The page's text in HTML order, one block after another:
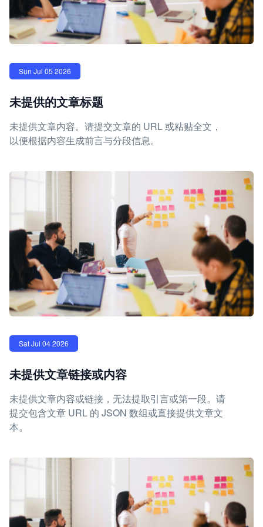
Sun Jul 05 2026
未提供的文章标题
未提供文章内容。请提交文章的 URL 或粘贴全文，
以便根据内容生成前言与分段信息。
Sat Jul 04 2026
未提供文章链接或内容
未提供文章内容或链接，无法提取引言或第一段。请
提交包含文章 URL 的 JSON 数组或直接提供文章文
本。